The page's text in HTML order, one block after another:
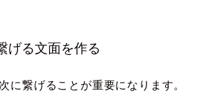
げる文面を作る
に繋げることが重要になります。